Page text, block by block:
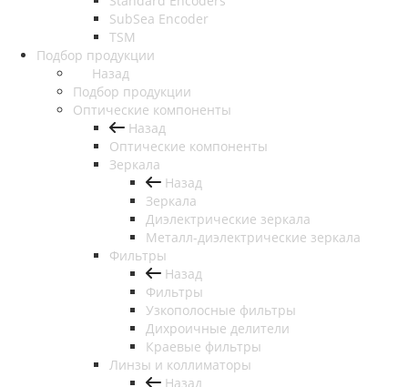
SubSea Encoder
TSM
Подбор продукции
Назад
Подбор продукции
Оптические компоненты
Назад
Оптические компоненты
Зеркала
Назад
Зеркала
Диэлектрические зеркала
Металл-диэлектрические зеркала
Фильтры
Назад
Фильтры
Узкополосные фильтры
Дихроичные делители
Краевые фильтры
Линзы и коллиматоры
Назад